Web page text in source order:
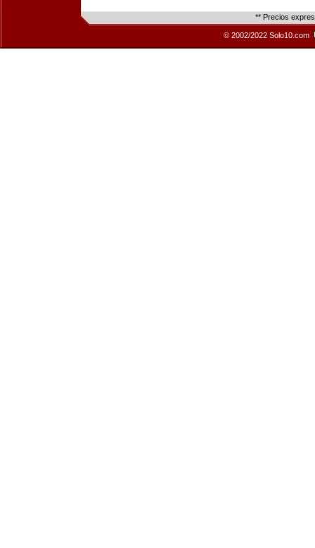
** Precios
© 2002/2022 Solo10.com